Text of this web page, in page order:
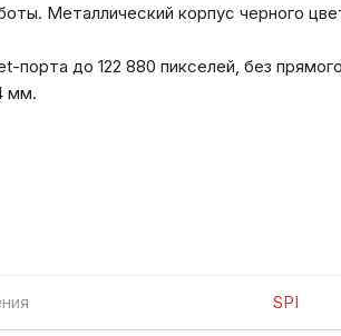
Металлический корпус черного
порта до 122 880 пикселей, без
мм.
SPI